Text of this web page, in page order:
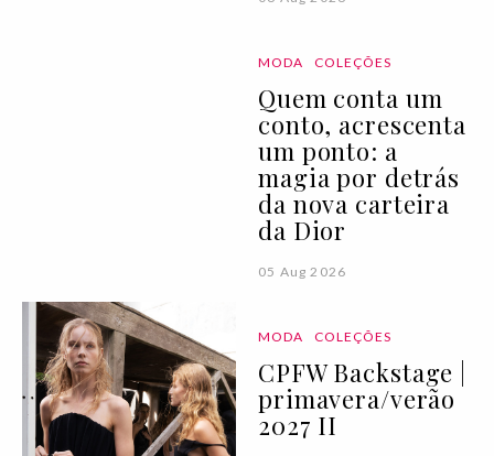
MODA COLEÇÕES
Quem conta um
conto, acrescenta
um ponto: a
magia por detrás
da nova carteira
da Dior
05 Aug 2026
MODA COLEÇÕES
CPFW Backstage |
primavera/verão
2027 II